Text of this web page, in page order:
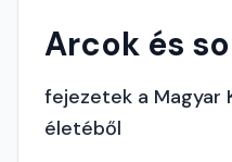
Arcok és
fejezetek a Magyar
életéből